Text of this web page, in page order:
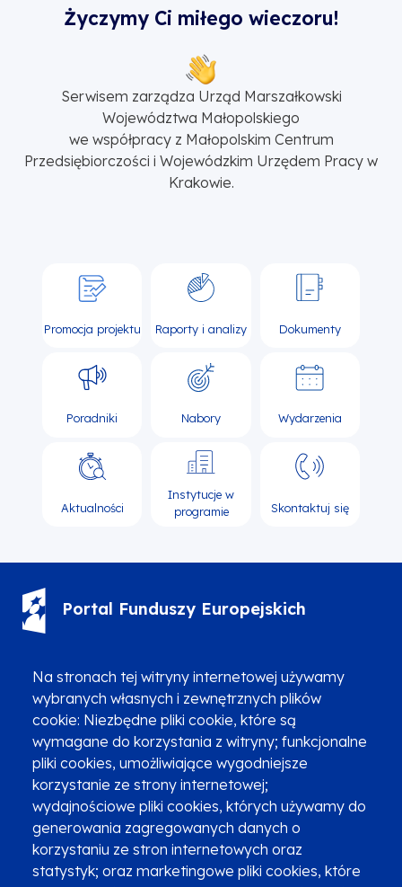
Na stronach tej witryny internetowej używamy
wybranych własnych i zewnętrznych plików
cookie: Niezbędne pliki cookie, które są
wymagane do korzystania z witryny; funkcjonalne
pliki cookies, umożliwiające wygodniejsze
korzystanie ze strony internetowej;
wydajnościowe pliki cookies, których używamy do
generowania zagregowanych danych o
korzystaniu ze stron internetowych oraz
statystyk; oraz marketingowe pliki cookies, które
Życzymy Ci miłego wieczoru!
Serwisem zarządza Urząd Marszałkowski
Województwa Małopolskiego
we współpracy z Małopolskim Centrum
Przedsiębiorczości i Wojewódzkim Urzędem Pracy w
Krakowie.
Promocja projektu Raporty i analizy Dokumenty
Poradniki Nabory Wydarzenia
Aktualności
Instytucje w
programie
Skontaktuj się
Portal Funduszy Europejskich
Zgłoszenia podejrzenia niezgodności z KPP i KPON
Newsletter
Fundusze SMS-em
Najczęściej zadawane pytania
Promocja projektu